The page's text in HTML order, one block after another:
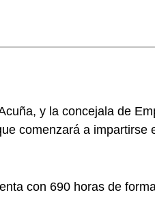
y la concejala de
comenzará a
con 690 horas de